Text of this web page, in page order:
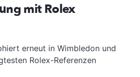
mit Rolex
erneut in Wimbledon und
Rolex-Referenzen